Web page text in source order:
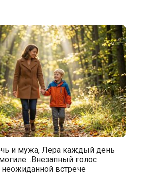
и мужа, Лера каждый день
голос
встрече